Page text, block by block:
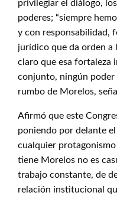
privilegiar el diálogo,
poderes; “siempre
y con responsabilidad,
jurídico que da orden a
claro que esa fortaleza
conjunto, ningún poder
rumbo de Morelos,
Afirmó que este
poniendo por delante
cualquier
tiene Morelos no es
trabajo constante, de
relación institucional